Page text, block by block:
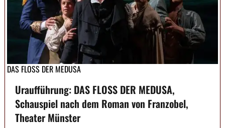
DAS FLOSS DER MEDUSA
Uraufführung: DAS FLOSS DER MEDUSA,
Schauspiel nach dem Roman von Franzobel,
Theater Münster